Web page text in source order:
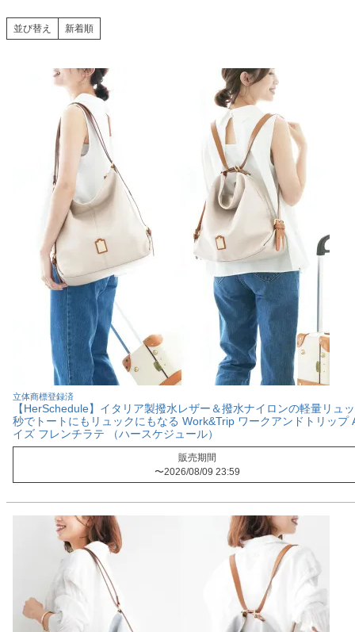
並び替え 新着順
立体商標登録済
【HerSchedule】イタリア製撥水レザー＆撥水ナイロンの軽量リュ
秒でトートにもリュックにもなる Work&Trip ワークアンドトリップ
イズ フレンチラテ （ハースケジュール）
販売期間
〜2026/08/09 23:59